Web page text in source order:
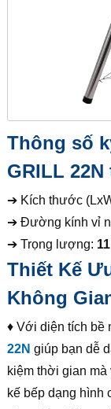
Thông số
GRILL
➔ Kích thước
➔ Đường kính vỉ
➔ Trọng lượng:
Thiết Kế
Không
♦ Với diện tích bề
22N giúp bạn dễ
kiệm thời gian
kế bếp dạng hình